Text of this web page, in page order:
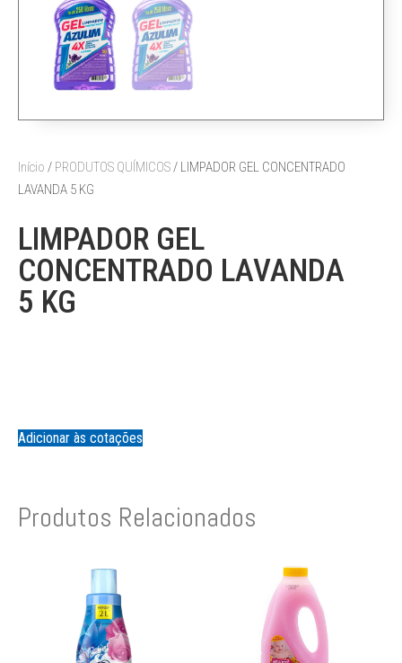
Início / PRODUTOS QUÍMICOS/ LIMPADOR GEL CONCENTRADO
LAVANDA 5 KG
LIMPADOR GEL
CONCENTRADO LAVANDA
5 KG
Adicionar às cotações
Produtos Relacionados